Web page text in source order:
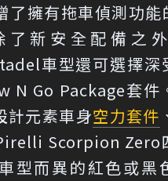
了擁有拖車偵測功能
了新安全配備之
車型還可選擇深
N Go Package套件
計元素車身空力套件
Scorpion Zero
型而異的紅色或黑